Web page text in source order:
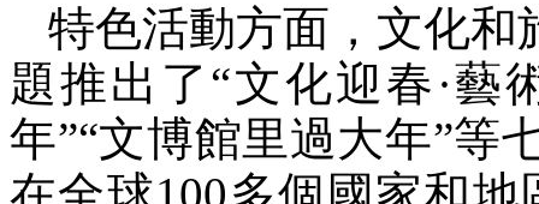
特色活動方面，文化和
題推出了“文化迎春·藝
年”“文博館里過大年”等
在全球100多個國家和